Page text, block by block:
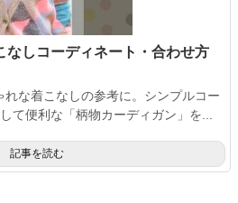
なしコーディネート・合わせ方
な着こなしの参考に。シンプルコー
て便利な「柄物カーディガン」を...
記事を読む